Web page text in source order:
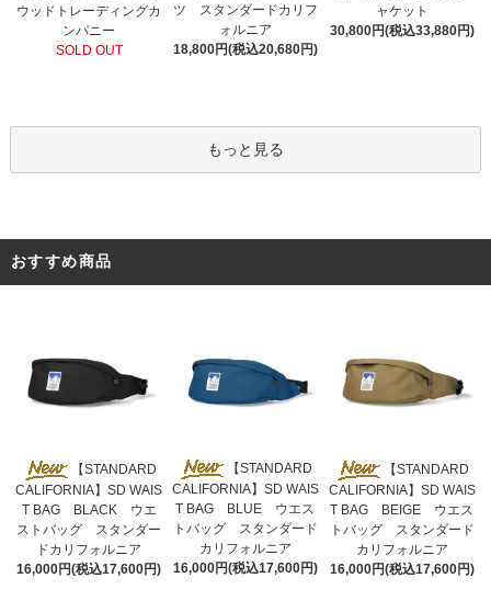
ウッドトレーディングカ
ンパニー
SOLD OUT
ツ スタンダードカリフ
ォルニア
18,800円(税込20,680円)
ャケット
30,800円(税込33,880円)
もっと見る
おすすめ商品
【STANDARD
CALIFORNIA】SD WAIS
T BAG BLACK ウエ
ストバッグ スタンダー
ドカリフォルニア
16,000円(税込17,600円)
【STANDARD
CALIFORNIA】SD WAIS
T BAG BLUE ウエス
トバッグ スタンダード
カリフォルニア
16,000円(税込17,600円)
【STANDARD
CALIFORNIA】SD WAIS
T BAG BEIGE ウエス
トバッグ スタンダード
カリフォルニア
16,000円(税込17,600円)